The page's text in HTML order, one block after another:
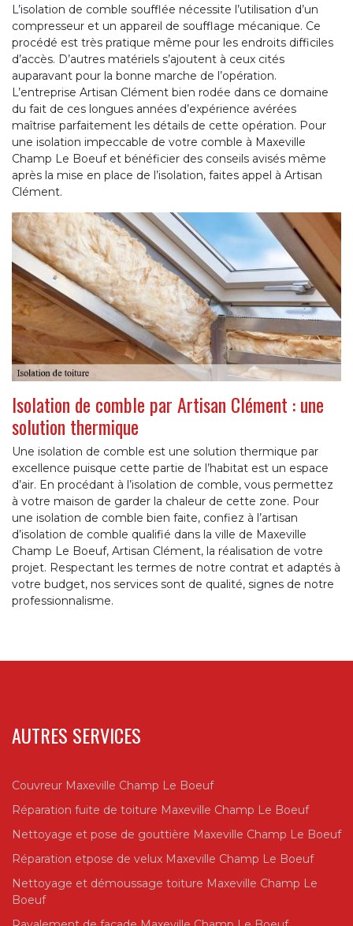
L’isolation de comble soufflée nécessite l’utilisation d’un
compresseur et un appareil de soufflage mécanique. Ce
procédé est très pratique même pour les endroits difficiles
d’accès. D’autres matériels s’ajoutent à ceux cités
auparavant pour la bonne marche de l’opération.
L’entreprise Artisan Clément bien rodée dans ce domaine
du fait de ces longues années d’expérience avérées
maîtrise parfaitement les détails de cette opération. Pour
une isolation impeccable de votre comble à Maxeville
Champ Le Boeuf et bénéficier des conseils avisés même
après la mise en place de l’isolation, faites appel à Artisan
Clément.
Isolation de comble par Artisan Clément : une
solution thermique
Une isolation de comble est une solution thermique par
excellence puisque cette partie de l’habitat est un espace
d’air. En procédant à l’isolation de comble, vous permettez
à votre maison de garder la chaleur de cette zone. Pour
une isolation de comble bien faite, confiez à l’artisan
d’isolation de comble qualifié dans la ville de Maxeville
Champ Le Boeuf, Artisan Clément, la réalisation de votre
projet. Respectant les termes de notre contrat et adaptés à
votre budget, nos services sont de qualité, signes de notre
professionnalisme.
AUTRES SERVICES
Couvreur Maxeville Champ Le Boeuf
Réparation fuite de toiture Maxeville Champ Le Boeuf
Nettoyage et pose de gouttière Maxeville Champ Le Boeuf
Réparation etpose de velux Maxeville Champ Le Boeuf
Nettoyage et démoussage toiture Maxeville Champ Le
Boeuf